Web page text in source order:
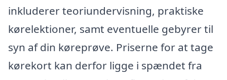
inkluderer teoriundervisning, praktiske
kørelektioner, samt eventuelle gebyrer til
syn af din køreprøve. Priserne for at tage
kørekort kan derfor ligge i spændet fra